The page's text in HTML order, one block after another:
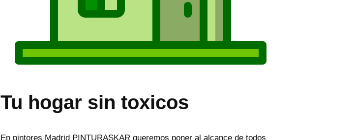
Tu hogar sin toxicos
En pintores Madrid PINTURASKAR queremos poner al alcance de todos